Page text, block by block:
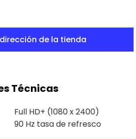
de la tienda
Técnicas
Full HD+ (1080 x 2400)
90 Hz tasa de refresco